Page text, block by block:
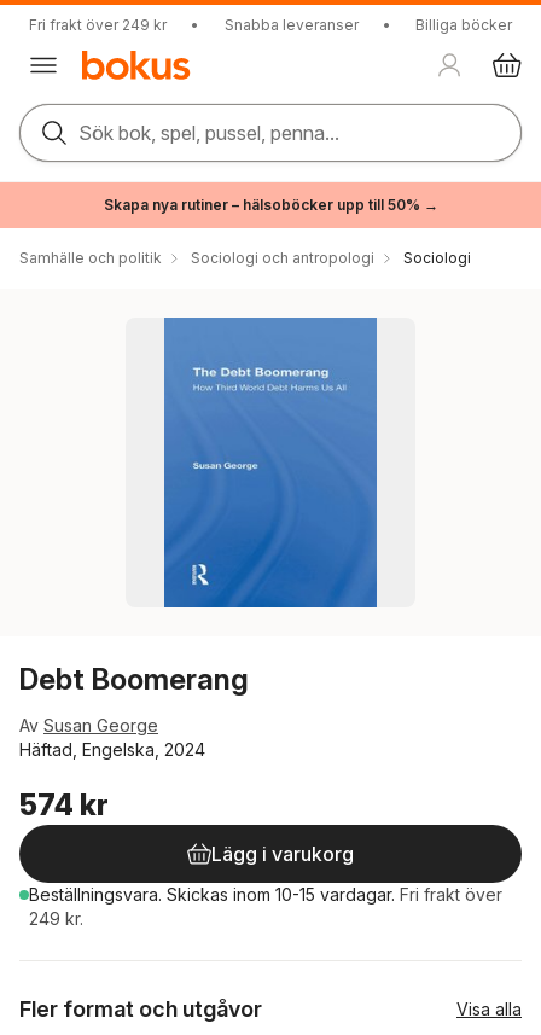
Fri frakt över 249 kr • Snabba leveranser • Billiga böcker
Sök bok, spel, pussel, penna...
Skapa nya rutiner – hälsoböcker upp till 50% →
Samhälle och politik Sociologi och antropologi Sociologi
Debt Boomerang
Av Susan George
Häftad, Engelska, 2024
574 kr
Lägg i varukorg
Beställningsvara. Skickas inom 10-15 vardagar. Fri frakt över
249 kr.
Fler format och utgåvor Visa alla